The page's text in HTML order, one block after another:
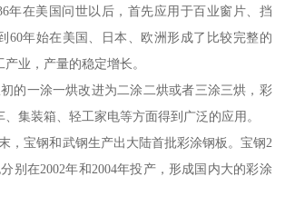
年在美国问世以后，首先应用于百业窗片、挡
60年始在美国、日本、欧洲形成了比较完整的
业，产量的稳定增长。
的一涂一烘改进为二涂二烘或者三涂三烘，彩
集装箱、轻工家电等方面得到广泛的应用。
宝钢和武钢生产出大陆首批彩涂钢板。宝钢2
别在2002年和2004年投产，形成国内大的彩涂